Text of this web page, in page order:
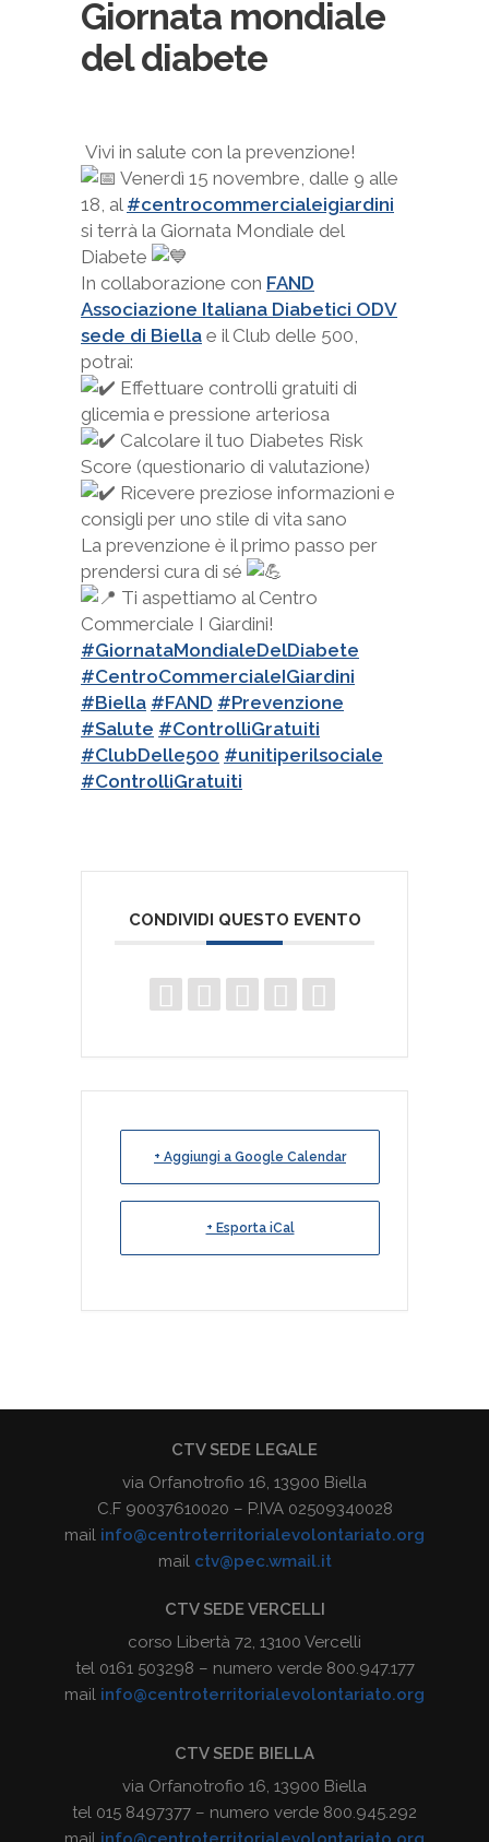
Giornata mondiale
del diabete
Vivi in salute con la prevenzione!
Venerdì 15 novembre, dalle 9 alle
18, al #centrocommercialeigiardini
si terrà la Giornata Mondiale del
Diabete
In collaborazione con FAND
Associazione Italiana Diabetici ODV
sede di Biella e il Club delle 500,
potrai:
Effettuare controlli gratuiti di
glicemia e pressione arteriosa
Calcolare il tuo Diabetes Risk
Score (questionario di valutazione)
Ricevere preziose informazioni e
consigli per uno stile di vita sano
La prevenzione è il primo passo per
prendersi cura di sé
Ti aspettiamo al Centro
Commerciale I Giardini!
#GiornataMondialeDelDiabete
#CentroCommercialeIGiardini
#Biella #FAND #Prevenzione
#Salute #ControlliGratuiti
#ClubDelle500 #unitiperilsociale
#ControlliGratuiti
CONDIVIDI QUESTO EVENTO
+ Aggiungi a Google Calendar
+ Esporta iCal
CTV SEDE LEGALE
via Orfanotrofio 16, 13900 Biella
C.F 90037610020 – P.IVA 02509340028
mail info@centroterritorialevolontariato.org
mail ctv@pec.wmail.it
CTV SEDE VERCELLI
corso Libertà 72, 13100 Vercelli
tel 0161 503298 – numero verde 800.947.177
mail info@centroterritorialevolontariato.org
CTV SEDE BIELLA
via Orfanotrofio 16, 13900 Biella
tel 015 8497377 – numero verde 800.945.292